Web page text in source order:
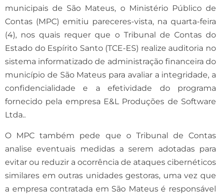
municipais de São Mateus, o Ministério Público de
Contas (MPC) emitiu pareceres-vista, na quarta-feira
(4), nos quais requer que o Tribunal de Contas do
Estado do Espírito Santo (TCE-ES) realize auditoria no
sistema informatizado de administração financeira do
município de São Mateus para avaliar a integridade, a
confidencialidade e a efetividade do programa
fornecido pela empresa E&L Produções de Software
Ltda..
O MPC também pede que o Tribunal de Contas
analise eventuais medidas a serem adotadas para
evitar ou reduzir a ocorrência de ataques cibernéticos
similares em outras unidades gestoras, uma vez que
a empresa contratada em São Mateus é responsável